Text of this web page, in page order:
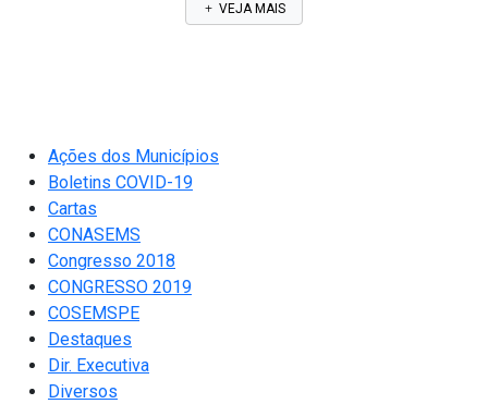
VEJA MAIS
Ações dos Municípios
Boletins COVID-19
Cartas
CONASEMS
Congresso 2018
CONGRESSO 2019
COSEMSPE
Destaques
Dir. Executiva
Diversos